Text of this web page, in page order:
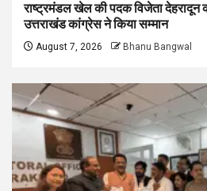
राष्ट्रमंडल खेल की पदक विजेता देहरादून
उत्तराखंड कांग्रेस ने किया सम्मान
August 7, 2026 Bhanu Bangwal